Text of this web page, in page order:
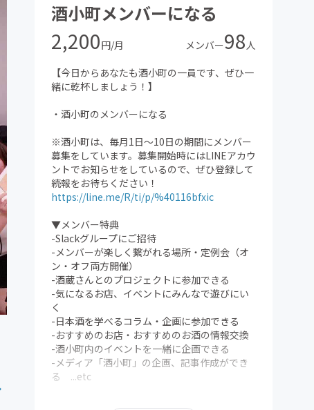
酒小町メンバーになる
2,200円/月 メンバー98人
【今日からあなたも酒小町の一員です、ぜひ一
緒に乾杯しましょう！】
・酒小町のメンバーになる
※酒小町は、毎月1日〜10日の期間にメンバー
募集をしています。募集開始時にはLINEアカウ
ントでお知らせをしているので、ぜひ登録して
続報をお待ちください！
https://line.me/R/ti/p/%40116bfxic
▼メンバー特典
-Slackグループにご招待
-メンバーが楽しく繋がれる場所・定例会（オ
ン・オフ両方開催）
-酒蔵さんとのプロジェクトに参加できる
-気になるお店、イベントにみんなで遊びにい
く
-日本酒を学べるコラム・企画に参加できる
-おすすめのお店・おすすめのお酒の情報交換
-酒小町内のイベントを一緒に企画できる
-メディア「酒小町」の企画、記事作成ができ
る ...etc